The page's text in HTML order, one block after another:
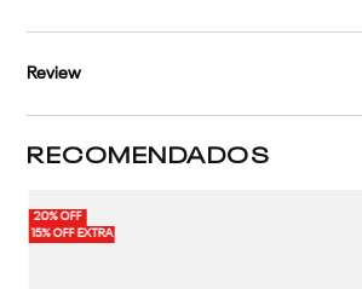
Review
RECOMENDADOS
20% OFF
15% OFF EXTRA